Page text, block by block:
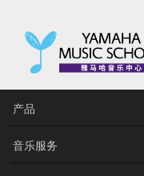
产品
音乐服务